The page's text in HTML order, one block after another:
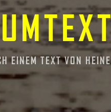
EINEM TEXT VON